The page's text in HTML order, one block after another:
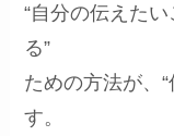
“自分の伝えた
る”
ための方法が、
す。